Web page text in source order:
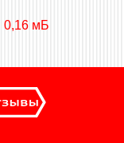
0,16 мБ